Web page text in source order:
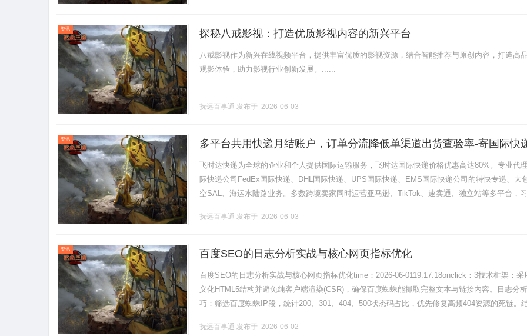
资讯 探秘八戒影视：打造优质影视内容的新兴平台
八戒影视作为新兴在线视频平台，提供丰富优质的影视资源，结合智能推荐与原创内容，打造高
观影体验，助力影视行业创新发展。......
抚远百事通 发布于 2026-06-03
资讯
多平台共用快递月结账户，订单分流降低单渠道出货查验率-寄国际快
查价格_上飞时达快递官网
飞时达快递为全球的企业和个人提供国际运输服务，飞时达国际快递价格优惠高达80%。专业代
际快递公司FedEx国际快递、DHL国际快递、UPS国际快递、EMS国际快递公司的特快专递、大
空SAL、海运水陆路业务。多数跨境卖家同时运营亚马逊、TikTok、速卖通、独立站等多平台，
抚远百事通 发布于 2026-06-03
资讯 百度SEO的日志分析实战与核心网页指标优化
百度SEO的日志分析实战与核心网页指标优化time：2026-06-0119:17:18onclick：3技术框架：采
义化HTML5结构并避免纯客户端渲染(CSR)，确保百度蜘蛛能抓取完整文本与链接内容。日志分
巧：筛选百度蜘蛛IP段，统计200、301、404、500状态码占比，优先修复高频404资源的死链。
抚远百事通 发布于 2026-06-02